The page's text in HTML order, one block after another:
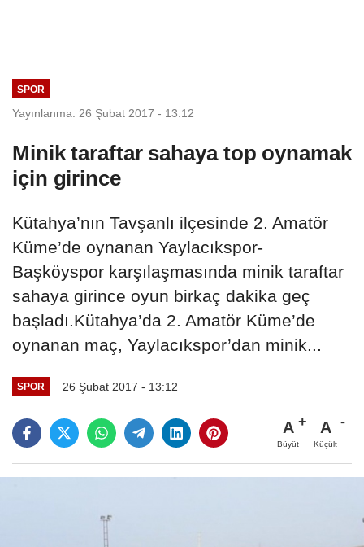
SPOR
Yayınlanma: 26 Şubat 2017 - 13:12
Minik taraftar sahaya top oynamak
için girince
Kütahya’nın Tavşanlı ilçesinde 2. Amatör
Küme’de oynanan Yaylacıkspor-
Başköyspor karşılaşmasında minik taraftar
sahaya girince oyun birkaç dakika geç
başladı.Kütahya’da 2. Amatör Küme’de
oynanan maç, Yaylacıkspor’dan minik...
SPOR 26 Şubat 2017 - 13:12
A
Büyüt
A
Küçült